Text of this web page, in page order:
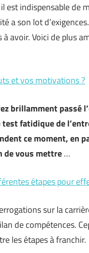
est indispensable de
a son lot
à avoir. Voici de plus
et vos motivations ?
brillamment passé
test fatidique de
ce moment, en
de vous mettre…
étapes pour
sur la
de compétences.
les étapes à franchir.